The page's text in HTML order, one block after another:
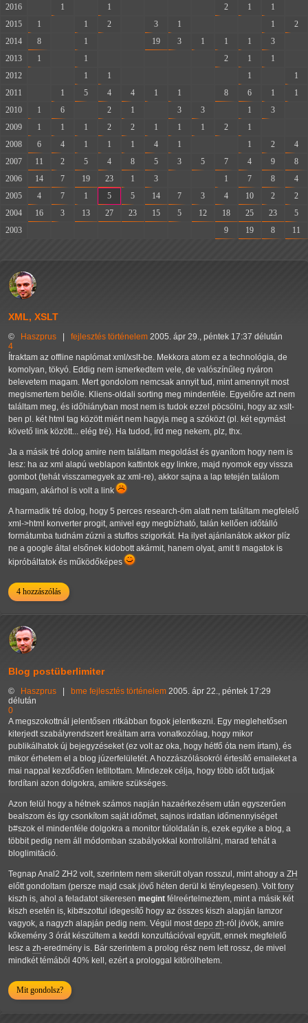
2016
1 1 2 1 1
2015
1 1 2 3 1 1
2
2014
8 1 19 3 1 1 1 3
2013
1 1 2 1 1
2012
1 1 1
1
2011
1 5 4 4 1 1 8 6 1
1
2010
1 6 2 1 3 3 1 3
2009
1 1 1 2 2 1 1 1 2 1
2008
6 4 1 1 1 4 1 1 2
4
2007
11 2 5 4 8 5 3 5 7 4 9
8
2006
14 7 19 23 1 3 1 7 8
4
2005
4 7 1 5 5 14 7 3 4 10 2
2
2004
16 3 13 27 23 15 5 12 18 25 23
5
2003
9 19 8 11
XML, XSLT
© Haszprus fejlesztés történelem 2005. ápr 29., péntek 17:37 délután
4
Ítraktam az offline naplómat xml/xslt-be. Mekkora atom ez a technológia, de
komolyan, tökyó. Eddig nem ismerkedtem vele, de valószínűleg nyáron
belevetem magam. Mert gondolom nemcsak annyit tud, mint amennyit most
megismertem belőle. Kliens-oldali sorting meg mindenféle. Egyelőre azt nem
találtam meg, és időhiányban most nem is tudok ezzel pöcsölni, hogy az xslt-
ben pl. két html tag között miért nem hagyja meg a szóközt (pl. két egymást
követő link között... elég tré). Ha tudod, írd meg nekem, plz, thx.
Ja a másik tré dolog amire nem találtam megoldást és gyanítom hogy nem is
lesz: ha az xml alapú weblapon kattintok egy linkre, majd nyomok egy vissza
gombot (tehát visszamegyek az xml-re), akkor sajna a lap tetején találom
magam, akárhol is volt a link
A harmadik tré dolog, hogy 5 perces research-öm alatt nem találtam megfelelő
xml->html konverter progit, amivel egy megbízható, talán kellően időtálló
formátumba tudnám zúzni a stuffos szigorkát. Ha ilyet ajánlanátok akkor plíz
ne a google által elsőnek kidobott akármit, hanem olyat, amit ti magatok is
kipróbáltatok és működőképes
4 hozzászólás
Blog postüberlimiter
© Haszprus bme fejlesztés történelem 2005. ápr 22., péntek 17:29
délután
0
A megszokottnál jelentősen ritkábban fogok jelentkezni. Egy meglehetősen
kiterjedt szabályrendszert kreáltam arra vonatkozólag, hogy mikor
publikálhatok új bejegyzéseket (ez volt az oka, hogy hétfő óta nem írtam), és
mikor érhetem el a blog júzerfelületét. A hozzászólásokról értesítő emaileket a
mai nappal kezdődően letiltottam. Mindezek célja, hogy több időt tudjak
fordítani azon dolgokra, amikre szükséges.
Azon felül hogy a hétnek számos napján hazaérkezésem után egyszerűen
bealszom és így csonkítom saját időmet, sajnos irdatlan időmennyiséget
b#szok el mindenféle dolgokra a monitor túloldalán is, ezek egyike a blog, a
többit pedig nem áll módomban szabályokkal kontrollálni, marad tehát a
bloglimitáció.
Tegnap Anal2 ZH2 volt, szerintem nem sikerült olyan rosszul, mint ahogy a ZH
előtt gondoltam (persze majd csak jövő héten derül ki ténylegesen). Voltfony
kiszh is, ahol a feladatot sikeresen megint félreértelmeztem, mint a másik két
kiszh esetén is, kib#szottul idegesítő hogy az összes kiszh alapján lamzor
vagyok, a nagyzh alapján pedig nem. Végül mostdepo zh-ról jövök, amire
kőkemény 3 órát készültem a keddi konzultációval együtt, ennek megfelelő
lesz a zh-eredmény is. Bár szerintem a prolog rész nem lett rossz, de mivel
mindkét témából 40% kell, ezért a prologgal kitörölhetem.
Mit gondolsz?